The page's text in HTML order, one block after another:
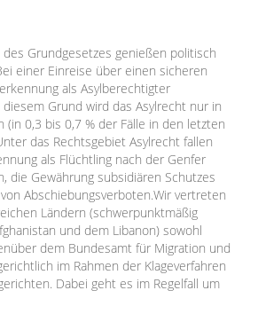
des Grundgesetzes genießen politisch
einer Einreise über einen sicheren
als Asylberechtigter
Grund wird das Asylrecht nur in
(in 0,3 bis 0,7 % der Fälle in den letzten
das Rechtsgebiet Asylrecht fallen
als Flüchtling nach der Genfer
die Gewährung subsidiären Schutzes
Abschiebungsverboten.Wir vertreten
Ländern (schwerpunktmäßig
und dem Libanon) sowohl
dem Bundesamt für Migration und
im Rahmen der Klageverfahren
Dabei geht es im Regelfall um